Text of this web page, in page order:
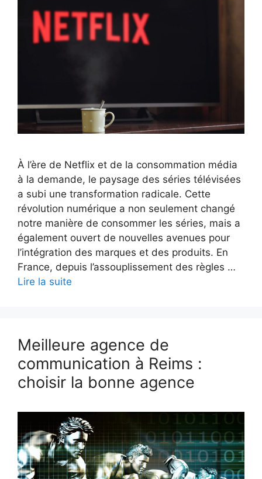
À l’ère de Netflix et de la consommation média
à la demande, le paysage des séries télévisées
a subi une transformation radicale. Cette
révolution numérique a non seulement changé
notre manière de consommer les séries, mais a
également ouvert de nouvelles avenues pour
l’intégration des marques et des produits. En
France, depuis l’assouplissement des règles …
Lire la suite
Meilleure agence de
communication à Reims :
choisir la bonne agence